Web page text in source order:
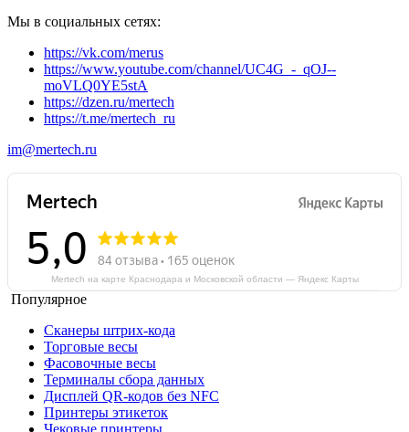
Мы в социальных сетях:
https://vk.com/merus
https://www.youtube.com/channel/UC4G_-_qOJ--
moVLQ0YE5stA
https://dzen.ru/mertech
https://t.me/mertech_ru
im@mertech.ru
Mertech на карте Краснодара и Московской области — Яндекс Карты
Популярное
Сканеры штрих-кода
Торговые весы
Фасовочные весы
Терминалы сбора данных
Дисплей QR-кодов без NFC
Принтеры этикеток
Чековые принтеры